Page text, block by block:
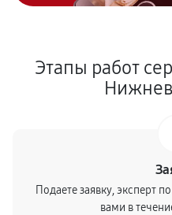
Этапы работ
Подаете заявку, эксперт
вами в